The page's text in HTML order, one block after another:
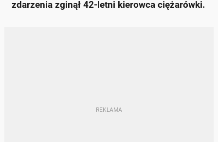
zdarzenia zginął 42-letni kierowca ciężarówki.